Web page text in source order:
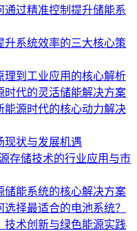
过精准控制提升储能系
系统效率的三大核心策
理到工业应用的核心解析
时代的灵活储能解决方案
能源时代的核心动力解决
现状与发展机遇
存储技术的行业应用与市
储能系统的核心解决方案
择最适合的电池系统？
技术创新与绿色能源实践